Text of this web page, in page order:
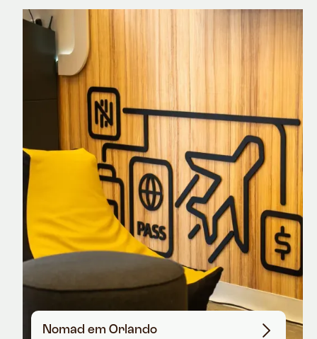
Nomad Explorer
Cartão de crédito brasileiro com cashback
em dólar
Nomad em Orlando